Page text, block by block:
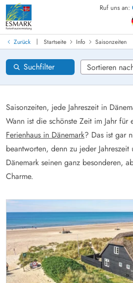
Ruf uns an:
Zurück | Startseite Info Saisonzeiten
Saisonzeiten, jede Jahreszeit in
Wann ist die schönste Zeit im Jahr für
Ferienhaus in Dänemark? Das ist gar
beantworten, denn zu jeder Jahreszeit
Dänemark seinen ganz besonderen,
Charme.
Suchfilter
Ferienhaus in Dänemark
Anreise
Gebiete